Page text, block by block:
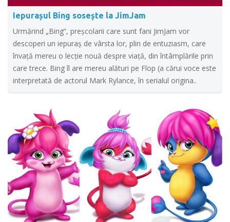
Iepurașul Bing sosește la JimJam
Urmărind „Bing”, preșcolarii care sunt fani JimJam vor
descoperi un iepuraș de vârsta lor, plin de entuziasm, care
învață mereu o lecție nouă despre viață, din întâmplările prin
care trece. Bing îl are mereu alături pe Flop (a cărui voce este
interpretată de actorul Mark Rylance, în serialul origina..